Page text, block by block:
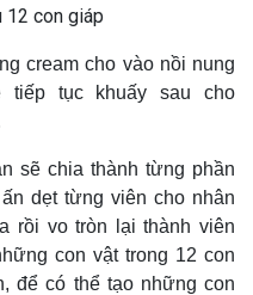
cream cho vào nồi nung
tiếp tục khuấy sau cho
sẽ chia thành từng phần
dẹt từng viên cho nhân
rồi vo tròn lại thành viên
con vật trong 12 con
để có thể tạo những con